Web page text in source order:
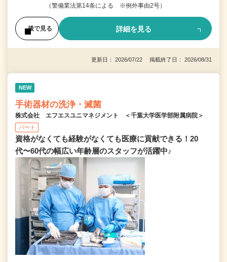
（警備業法第14条による ※例外事由2号）
後で見る 詳細を見る
更新日： 2026/07/22 掲載終了日： 2026/08/31
NEW
手術器材の洗浄・滅菌
株式会社 エフエスユニマネジメント ＜千葉大学医学部附属病院＞
パート
資格がなくても経験がなくても医療に貢献できる！20
代〜60代の幅広い年齢層のスタッフが活躍中♪